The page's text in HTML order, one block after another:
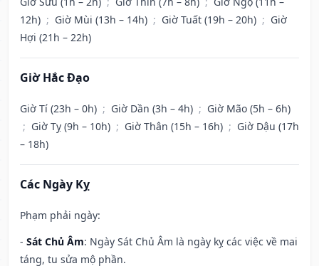
12h) ; Giờ Mùi (13h – 14h) ; Giờ Tuất (19h – 20h) ; Giờ
Hợi (21h – 22h)
Giờ Hắc Đạo
Giờ Tí (23h – 0h) ; Giờ Dần (3h – 4h) ; Giờ Mão (5h – 6h)
; Giờ Tỵ (9h – 10h) ; Giờ Thân (15h – 16h) ; Giờ Dậu (17h
– 18h)
Các Ngày Kỵ
Phạm phải ngày:
- Sát Chủ Âm: Ngày Sát Chủ Âm là ngày kỵ các việc về mai
táng, tu sửa mộ phần.